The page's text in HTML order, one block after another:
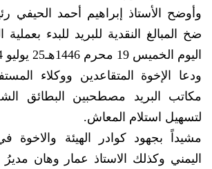
وأوضح الأستاذ إبراهيم أحمد الحيفي
ضخ المبالغ النقدية للبريد للبدء
اليوم الخميس 19 محرم 1446هـ25 يوليو 2024م.
ودعا الإخوة المتقاعدين ووكلاء
مكاتب البريد مصطحبين البطائق
لتسهيل استلام المعاش.
مشيداً بجهود كوادر الهيئة والاخوة
اليمني وكذلك الاستاذ عمار وهان مديرُ